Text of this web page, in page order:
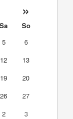
»
Sa
So
5
6
12
13
19
20
26
27
2
3